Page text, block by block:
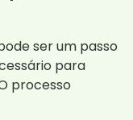
ser um passo
para
processo